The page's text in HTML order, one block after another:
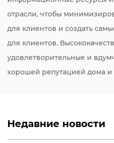
отрасли, чтобы
для клиентов и создать
для клиентов.
удовлетворительные и
хорошей репутацией дома и
Недавние новости